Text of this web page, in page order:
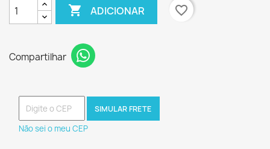
 ADICIONAR favorite_border
Compartilhar
SIMULAR FRETE
Não sei o meu CEP